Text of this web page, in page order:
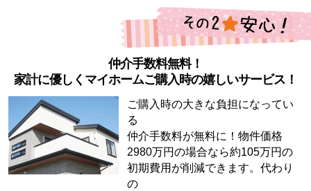
仲介手数料無料！
家計に優しくマイホームご購入時の嬉しいサービス！
ご購入時の大きな負担になってい
る
仲介手数料が無料に！物件価格
2980万円の場合なら約105万円の
初期費用が削減できます。代わり
の